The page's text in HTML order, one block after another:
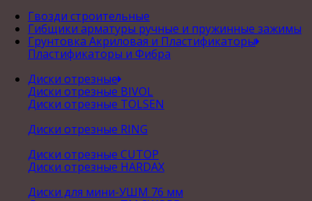
Гвозди строительные
Гибщики арматуры ручные и пружинные зажимы
Грунтовка Акриловая и Пластификаторы
Пластификаторы и Фибра
Диски отрезные
Диски отрезные BIVOL
Диски отрезные TOLSEN
Диски отрезные RING
Диски отрезные CUTOP
Диски отрезные HARDAX
Диски для мини-УШМ 76 мм